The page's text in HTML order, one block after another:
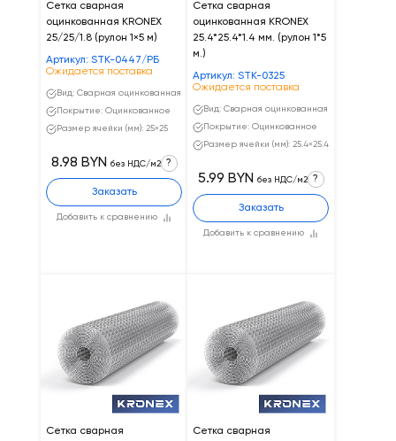
Сетка сварная
оцинкованная KRONEX
25/25/1.8 (рулон 1×5 м)
Артикул: STK-0447/РБ
Ожидается поставка
Вид: Сварная оцинкованная
Покрытие: Оцинкованное
Размер ячейки (мм): 25×25
Добавить к сравнению
8.98 BYN без НДС/м2 ?
Заказать
Сетка сварная
оцинкованная KRONEX
25.4*25.4*1.4 мм. (рулон 1*5
м.)
Артикул: STK-0325
Ожидается поставка
Вид: Сварная оцинкованная
Покрытие: Оцинкованное
Размер ячейки (мм): 25.4×25.4
Добавить к сравнению
5.99 BYN без НДС/м2 ?
Заказать
Сетка сварная
Сетка сварная